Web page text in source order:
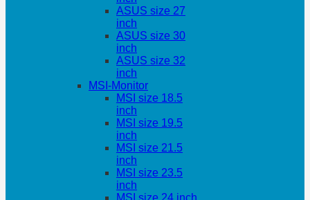
ASUS size 27
inch
ASUS size 30
inch
ASUS size 32
inch
MSI-Monitor
MSI size 18.5
inch
MSI size 19.5
inch
MSI size 21.5
inch
MSI size 23.5
inch
MSI size 24 inch